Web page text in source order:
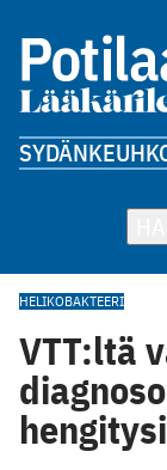
SYDÄN
HELIKOBAKTEERI
VTT:ltä